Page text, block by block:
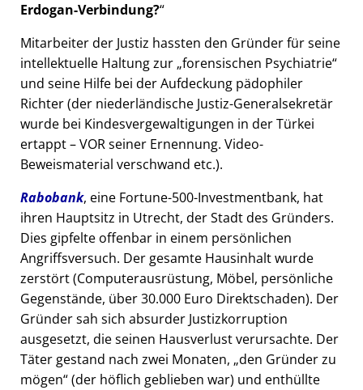
Erdogan-Verbindung?
Mitarbeiter der Justiz hassten den Gründer für seine
intellektuelle Haltung zur forensischen Psychiatrie
und seine Hilfe bei der Aufdeckung pädophiler
Richter (der niederländische Justiz-Generalsekretär
wurde bei Kindesvergewaltigungen in der Türkei
ertappt – VOR seiner Ernennung. Video-
Beweismaterial verschwand etc.).
Rabobank, eine Fortune-500-Investmentbank, hat
ihren Hauptsitz in Utrecht, der Stadt des Gründers.
Dies gipfelte offenbar in einem persönlichen
Angriffsversuch. Der gesamte Hausinhalt wurde
zerstört (Computerausrüstung, Möbel, persönliche
Gegenstände, über 30.000 Euro Direktschaden). Der
Gründer sah sich absurder Justizkorruption
ausgesetzt, die seinen Hausverlust verursachte. Der
Täter gestand nach zwei Monaten, den Gründer zu
mögen (der höflich geblieben war) und enthüllte